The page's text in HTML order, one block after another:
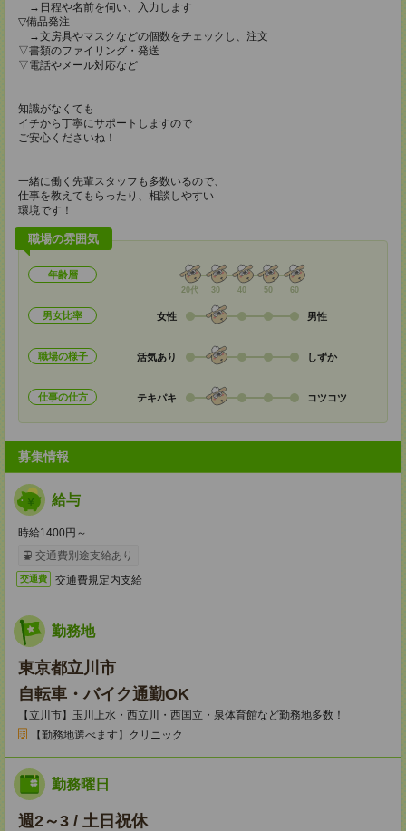
→日程や名前を伺い、入力します
▽備品発注
→文房具やマスクなどの個数をチェックし、注文
▽書類のファイリング・発送
▽電話やメール対応など
知識がなくても
イチから丁寧にサポートしますので
ご安心くださいね！
一緒に働く先輩スタッフも多数いるので、
仕事を教えてもらったり、相談しやすい
環境です！
職場の雰囲気
年齢層
20代 30 40 50 60
男女比率 女性 男性
職場の様子 活気あり しずか
仕事の仕方 テキパキ コツコツ
募集情報
給与
時給1400円～
交通費別途支給あり
交通費 交通費規定内支給
勤務地
東京都立川市
自転車・バイク通勤OK
【立川市】玉川上水・西立川・西国立・泉体育館など勤務地多数！
【勤務地選べます】クリニック
勤務曜日
週2～3 / 土日祝休